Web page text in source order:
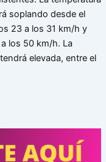
soplando desde el
23 a los 31 km/h y
los 50 km/h. La
elevada, entre el